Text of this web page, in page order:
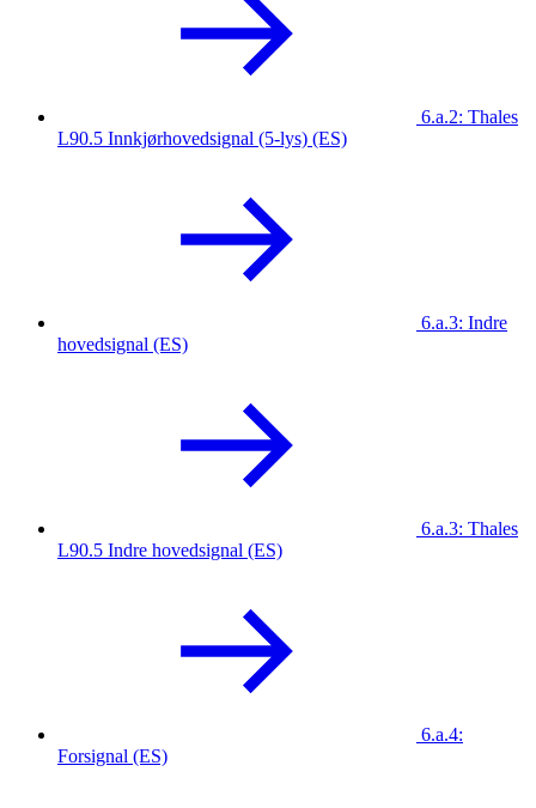
6.a.2: Thales
L90.5 Innkjørhovedsignal (5-lys) (ES)
6.a.3: Indre
hovedsignal (ES)
6.a.3: Thales
L90.5 Indre hovedsignal (ES)
6.a.4:
Forsignal (ES)